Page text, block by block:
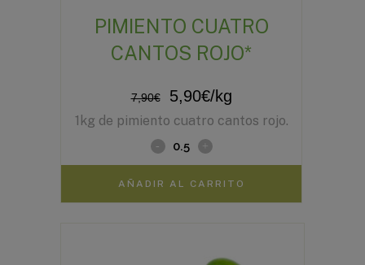
AÑADIR AL CARRITO
PIMIENTO CUATRO
CANTOS ROJO*
7,90€
El
precio
original
7,90€.
5,90€El
precio
actual
5,90€.
/kg
1kg de pimiento cuatro cantos rojo.